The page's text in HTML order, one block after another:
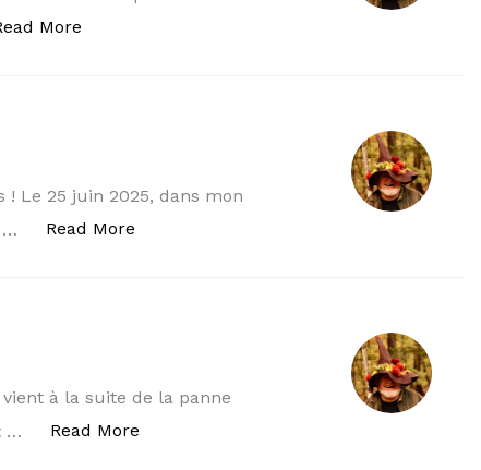
More
Le 25 juin 2025, dans mon
…
Read More
à la suite de la panne
…
Read More